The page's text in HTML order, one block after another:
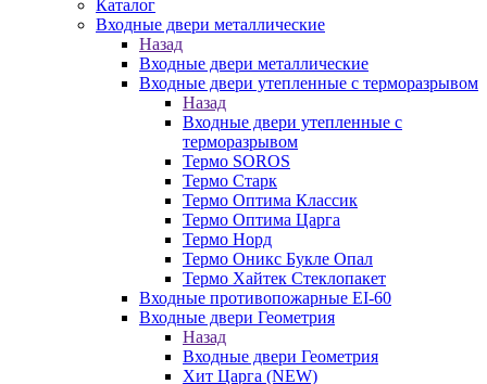
Каталог
Входные двери металлические
Назад
Входные двери металлические
Входные двери утепленные с терморазрывом
Назад
Входные двери утепленные с
терморазрывом
Термо SOROS
Термо Старк
Термо Оптима Классик
Термо Оптима Царга
Термо Норд
Термо Оникс Букле Опал
Термо Хайтек Стеклопакет
Входные противопожарные EI-60
Входные двери Геометрия
Назад
Входные двери Геометрия
Хит Царга (NEW)